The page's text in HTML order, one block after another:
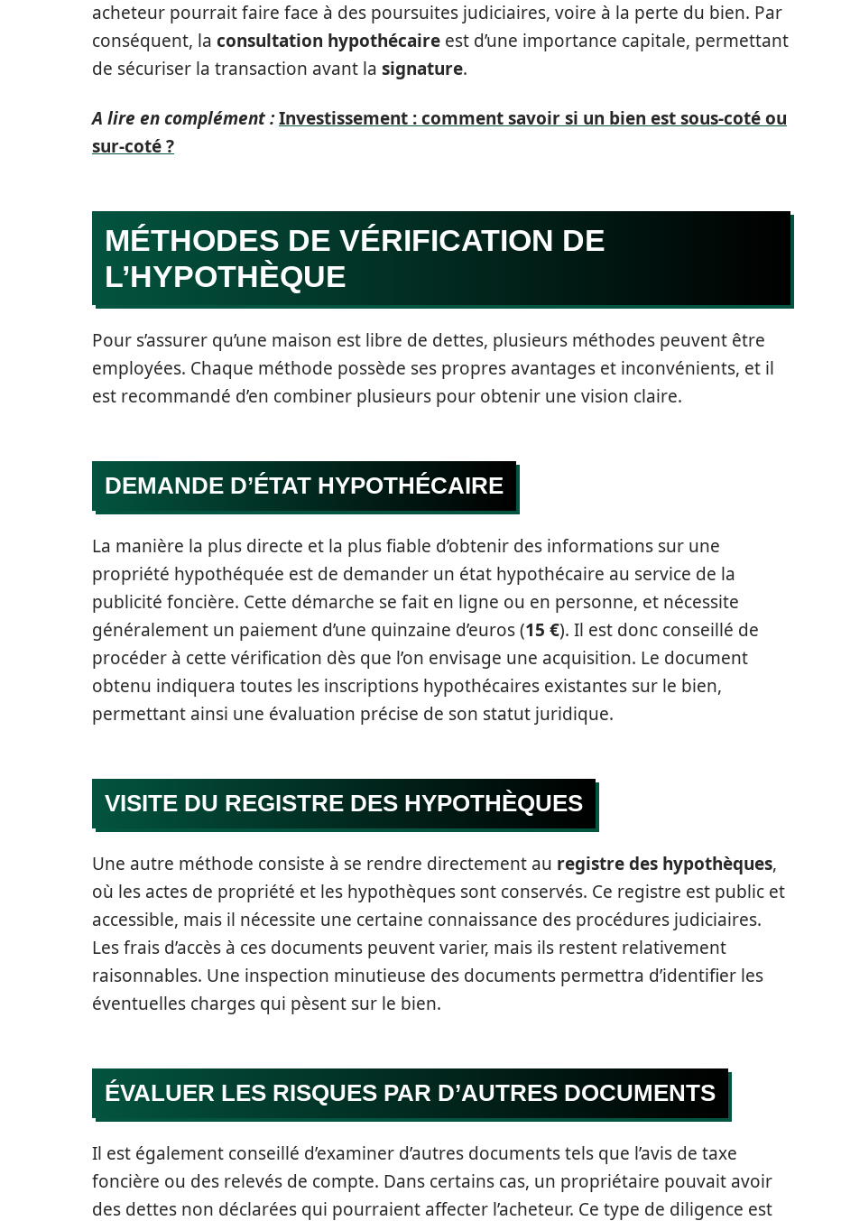
acheteur pourrait faire face à des poursuites judiciaires, voire à la perte du bien. Par
conséquent, la consultation hypothécaire est d’une importance capitale, permettant
de sécuriser la transaction avant la signature.
A lire en complément :Investissement : comment savoir si un bien est sous-coté ou
sur-coté ?
MÉTHODES DE VÉRIFICATION DE
L’HYPOTHÈQUE
Pour s’assurer qu’une maison est libre de dettes, plusieurs méthodes peuvent être
employées. Chaque méthode possède ses propres avantages et inconvénients, et il
est recommandé d’en combiner plusieurs pour obtenir une vision claire.
DEMANDE D’ÉTAT HYPOTHÉCAIRE
La manière la plus directe et la plus fiable d’obtenir des informations sur une
propriété hypothéquée est de demander un état hypothécaire au service de la
publicité foncière. Cette démarche se fait en ligne ou en personne, et nécessite
généralement un paiement d’une quinzaine d’euros (15 €). Il est donc conseillé de
procéder à cette vérification dès que l’on envisage une acquisition. Le document
obtenu indiquera toutes les inscriptions hypothécaires existantes sur le bien,
permettant ainsi une évaluation précise de son statut juridique.
VISITE DU REGISTRE DES HYPOTHÈQUES
Une autre méthode consiste à se rendre directement au registre des hypothèques,
où les actes de propriété et les hypothèques sont conservés. Ce registre est public et
accessible, mais il nécessite une certaine connaissance des procédures judiciaires.
Les frais d’accès à ces documents peuvent varier, mais ils restent relativement
raisonnables. Une inspection minutieuse des documents permettra d’identifier les
éventuelles charges qui pèsent sur le bien.
ÉVALUER LES RISQUES PAR D’AUTRES DOCUMENTS
Il est également conseillé d’examiner d’autres documents tels que l’avis de taxe
foncière ou des relevés de compte. Dans certains cas, un propriétaire pouvait avoir
des dettes non déclarées qui pourraient affecter l’acheteur. Ce type de diligence est